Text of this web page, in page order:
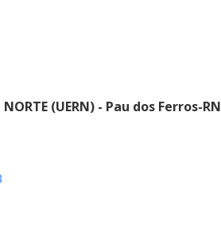
NORTE (UERN) - Pau dos Ferros-RN